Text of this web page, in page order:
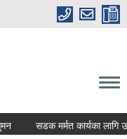
सडक मर्मत कार्यका लागि